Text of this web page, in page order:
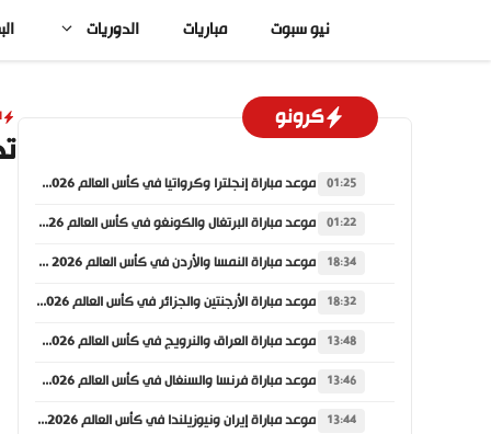
المحتوى
نيو سبوت مباريات الدوريات
كرونو
01:25 موعد مباراة إنجلترا وكرواتيا في كأس العالم 2026 والقنوات الناقلة
01:22 موعد مباراة البرتغال والكونغو في كأس العالم 2026 والقنوات الناقلة
18:34 موعد مباراة النمسا والأردن في كأس العالم 2026 والقنوات الناقلة
18:32 موعد مباراة الأرجنتين والجزائر في كأس العالم 2026 والقنوات الناقلة
13:48 موعد مباراة العراق والنرويج في كأس العالم 2026 والقنوات الناقلة
13:46 موعد مباراة فرنسا والسنغال في كأس العالم 2026 والقنوات الناقلة
13:44 موعد مباراة إيران ونيوزيلندا في كأس العالم 2026 والقنوات الناقلة